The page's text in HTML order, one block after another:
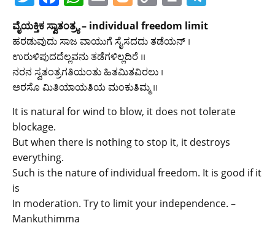
w
itt
er
a
c
e
b
o
o
k
h
at
s
A
p
p
m
ai
l
o
g
g
er
o
p
Li
k
in
t e
ವೈಯಕ್ತಿಕ ಸ್ವಾತಂತ್ರ್ಯ – individual freedom limit
ಹರಡುವುದು ಸಾಜ ವಾಯುಗೆ ಸೈಸದದು ತಡೆಯನ್ ।
ಉರುಳಿಪುದದೆಲ್ಲವನು ತಡೆಗಳಿಲ್ಲದಿರೆ ।।
ನರನ ಸ್ವತಂತ್ರಗತಿಯಂತು ಹಿತಮಿತವಿರಲು ।
ಅರಸೊ ಮಿತಿಯಾಯತಿಯ ಮಂಕುತಿಮ್ಮ ।।
It is natural for wind to blow, it does not tolerate
blockage.
But when there is nothing to stop it, it destroys
everything.
Such is the nature of individual freedom. It is good if it
is
In moderation. Try to limit your independence. –
Mankuthimma